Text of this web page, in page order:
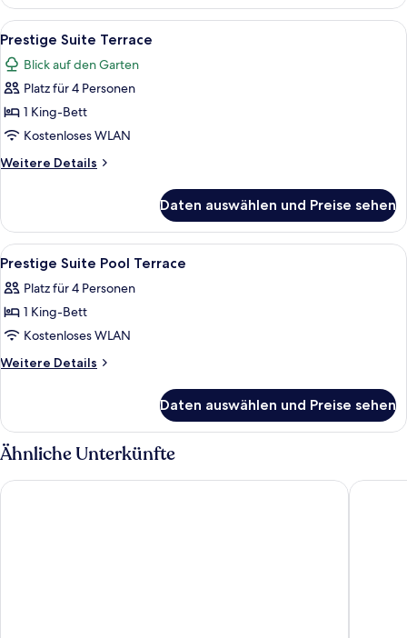
Pool
View
Alle
Fotos
für
Prestige
Suite
Terrace
anzeigen
Ein modernes Hotelzimmer mit
6
Prestige Suite Terrace
Blick auf den Garten
Platz für 4 Personen
1 King-Bett
Kostenloses WLAN
Weitere Details
Weitere
Suite
Terrace
Daten auswählen und Preise sehen
Alle
Fotos
für
Prestige
Suite
Pool
Ein modernes Hotelzimmer mit
6
Prestige Suite Pool Terrace
Platz für 4 Personen
1 King-Bett
Kostenloses WLAN
Weitere Details
Weitere
Suite
Pool
Terrace
Daten auswählen und Preise sehen
Ähnliche Unterkünfte
Crowne Plaza Changi Airport by IHG